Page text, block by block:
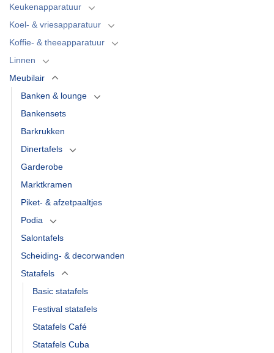
Keukenapparatuur
Koel- & vriesapparatuur
Koffie- & theeapparatuur
Linnen
Meubilair
Banken & lounge
Bankensets
Barkrukken
Dinertafels
Garderobe
Marktkramen
Piket- & afzetpaaltjes
Podia
Salontafels
Scheiding- & decorwanden
Statafels
Basic statafels
Festival statafels
Statafels Café
Statafels Cuba